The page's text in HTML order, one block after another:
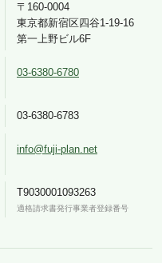
〒160-0004
東京都新宿区四谷1-19-16
第一上野ビル6F
03-6380-6780
03-6380-6783
info@fuji-plan.net
T9030001093263
適格請求書発行事業者登録番号